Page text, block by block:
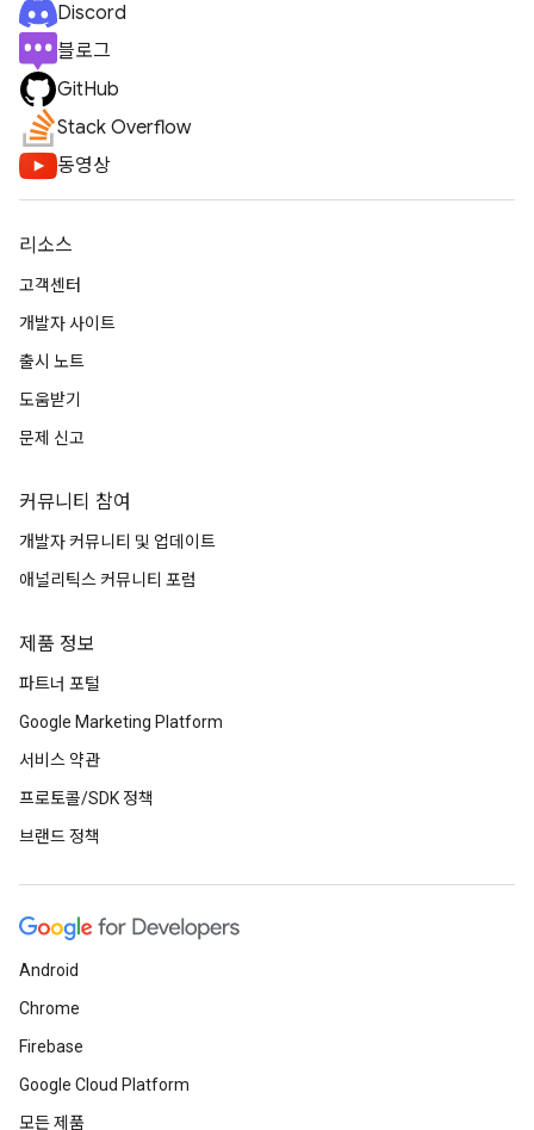
Discord
블로그
GitHub
Stack Overflow
동영상
리소스
고객센터
개발자 사이트
출시 노트
도움받기
문제 신고
커뮤니티 참여
개발자 커뮤니티 및 업데이트
애널리틱스 커뮤니티 포럼
제품 정보
파트너 포털
Google Marketing Platform
서비스 약관
프로토콜/SDK 정책
브랜드 정책
Android
Chrome
Firebase
Google Cloud Platform
모든 제품